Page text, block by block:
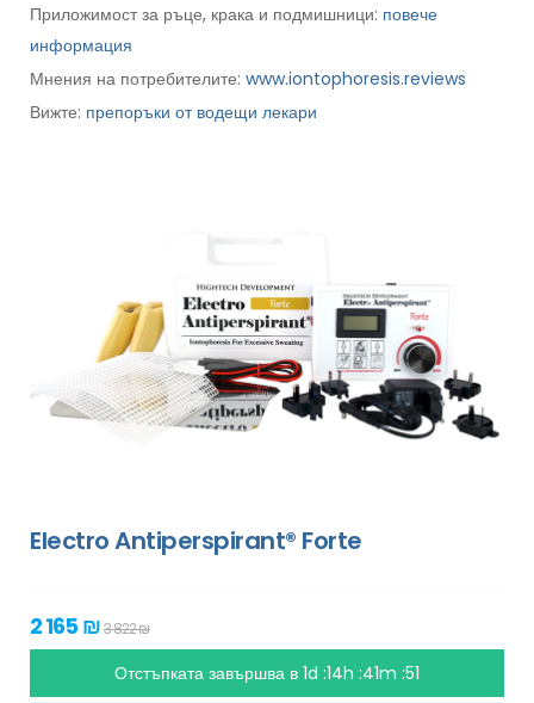
Приложимост за ръце, крака и подмишници: повече
информация
Мнения на потребителите: www.iontophoresis.reviews
Вижте: препоръки от водещи лекари
Electro Antiperspirant® Forte
2 165 ₪3 822 ₪
Отстъпката завършва в 1d :14h :41m :49